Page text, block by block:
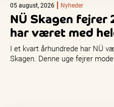
05 august, 2026 Nyheder
NÜ Skagen fejrer
har været med
I et kvart århundrede har NÜ
Skagen. Denne uge fejrer